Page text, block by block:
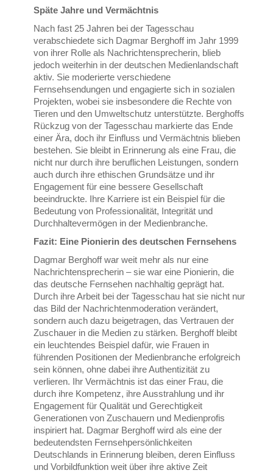
Späte Jahre und Vermächtnis
Nach fast 25 Jahren bei der Tagesschau
verabschiedete sich Dagmar Berghoff im Jahr 1999
von ihrer Rolle als Nachrichtensprecherin, blieb
jedoch weiterhin in der deutschen Medienlandschaft
aktiv. Sie moderierte verschiedene
Fernsehsendungen und engagierte sich in sozialen
Projekten, wobei sie insbesondere die Rechte von
Tieren und den Umweltschutz unterstützte. Berghoffs
Rückzug von der Tagesschau markierte das Ende
einer Ära, doch ihr Einfluss und Vermächtnis blieben
bestehen. Sie bleibt in Erinnerung als eine Frau, die
nicht nur durch ihre beruflichen Leistungen, sondern
auch durch ihre ethischen Grundsätze und ihr
Engagement für eine bessere Gesellschaft
beeindruckte. Ihre Karriere ist ein Beispiel für die
Bedeutung von Professionalität, Integrität und
Durchhaltevermögen in der Medienbranche.
Fazit: Eine Pionierin des deutschen Fernsehens
Dagmar Berghoff war weit mehr als nur eine
Nachrichtensprecherin – sie war eine Pionierin, die
das deutsche Fernsehen nachhaltig geprägt hat.
Durch ihre Arbeit bei der Tagesschau hat sie nicht nur
das Bild der Nachrichtenmoderation verändert,
sondern auch dazu beigetragen, das Vertrauen der
Zuschauer in die Medien zu stärken. Berghoff bleibt
ein leuchtendes Beispiel dafür, wie Frauen in
führenden Positionen der Medienbranche erfolgreich
sein können, ohne dabei ihre Authentizität zu
verlieren. Ihr Vermächtnis ist das einer Frau, die
durch ihre Kompetenz, ihre Ausstrahlung und ihr
Engagement für Qualität und Gerechtigkeit
Generationen von Zuschauern und Medienprofis
inspiriert hat. Dagmar Berghoff wird als eine der
bedeutendsten Fernsehpersönlichkeiten
Deutschlands in Erinnerung bleiben, deren Einfluss
und Vorbildfunktion weit über ihre aktive Zeit